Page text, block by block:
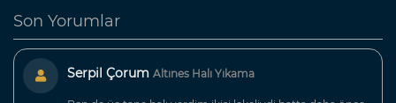
Son Yorumlar
Serpil Çorum Altınes Halı Yıkama